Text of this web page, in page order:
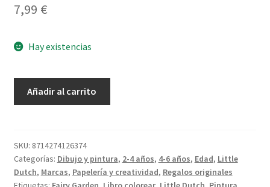
7,99 €
Hay existencias
Garden
cantidad
Añadir al carrito
SKU: 8714274126374
Categorías: Dibujo y pintura, 2-4 años, 4-6 años, Edad, Little
Dutch, Marcas, Papelería y creatividad, Regalos originales